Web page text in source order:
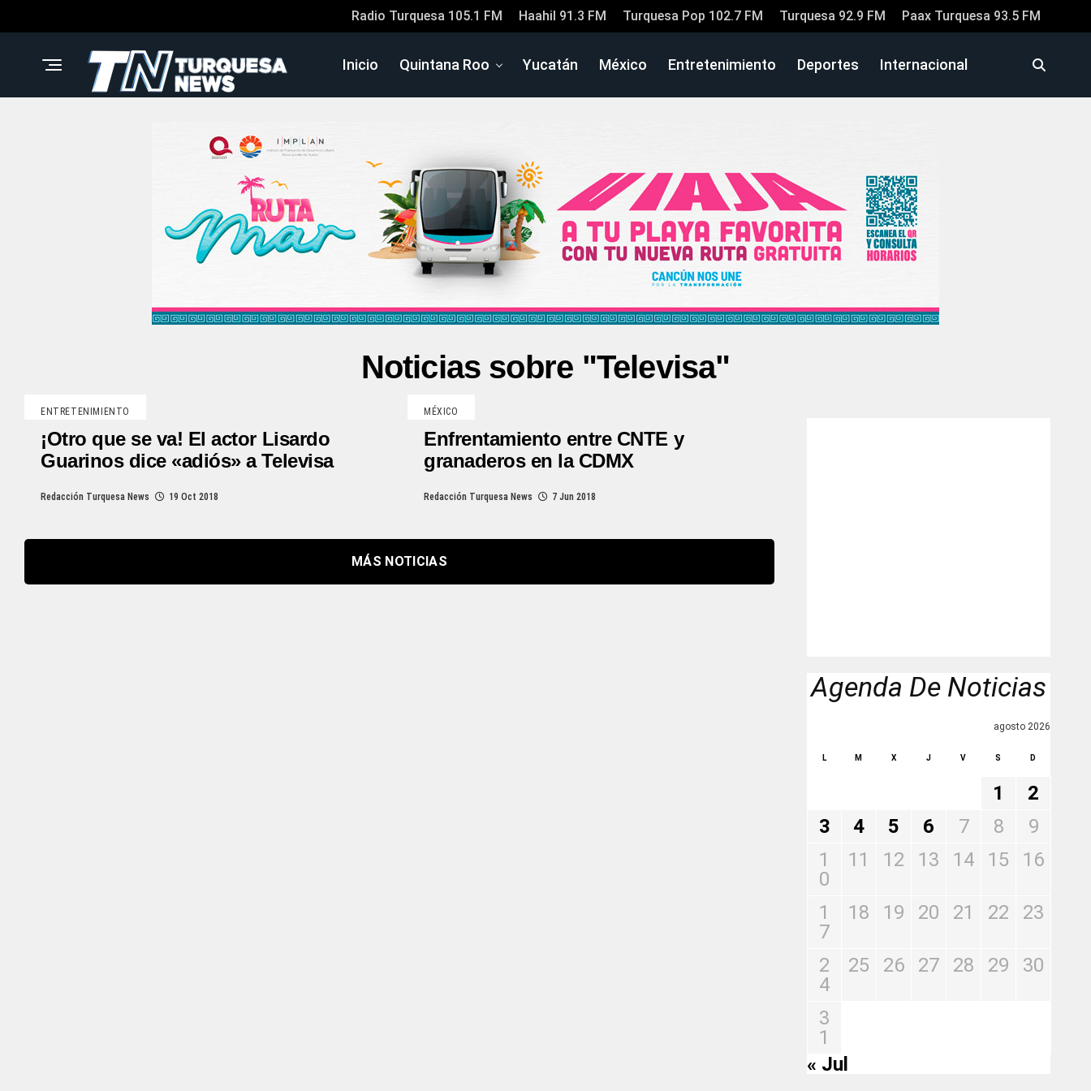
Radio Turquesa 105.1 FM Haahil 91.3 FM Turquesa Pop 102.7 FM Turquesa 92.9 FM Paax Turquesa 93.5 FM
Inicio Quintana Roo Yucatán México Entretenimiento Deportes Internacional
Noticias sobre "Televisa"
ENTRETENIMIENTO
¡Otro que se va! El actor Lisardo
Guarinos dice «adiós» a Televisa
Redacción Turquesa News 19 Oct 2018
MÉXICO
Enfrentamiento entre CNTE y
granaderos en la CDMX
Redacción Turquesa News 7 Jun 2018
MÁS NOTICIAS
Agenda De Noticias
agosto 2026
L M X J V S D
1
2
3
4 5 6 7 8
9
1
0
11 12 13 14 15 16
1
7
18 19 20 21 22 23
2
4
25 26 27 28 29 30
3
1
« Jul